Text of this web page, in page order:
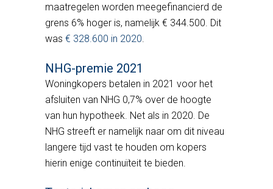
maatregelen worden meegefinancierd de
grens 6% hoger is, namelijk € 344.500. Dit
was € 328.600 in 2020.
NHG-premie 2021
Woningkopers betalen in 2021 voor het
afsluiten van NHG 0,7% over de hoogte
van hun hypotheek. Net als in 2020. De
NHG streeft er namelijk naar om dit niveau
langere tijd vast te houden om kopers
hierin enige continuïteit te bieden.